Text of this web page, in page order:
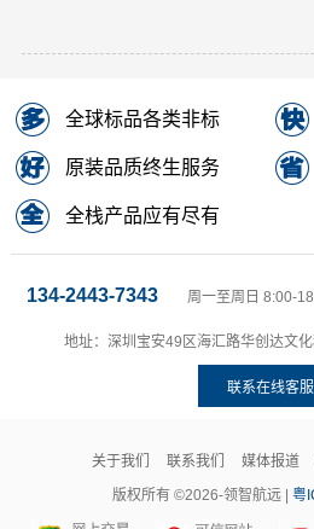
全球标品各类非标
原装品质终生服务
全栈产品应有尽有
134-2443-7343 周一至周日 8:00-
地址：深圳宝安49区海汇路华创达文
联系在线客服
关于我们 联系我们 媒体报道
版权所有 ©2026-领智航远 |粤